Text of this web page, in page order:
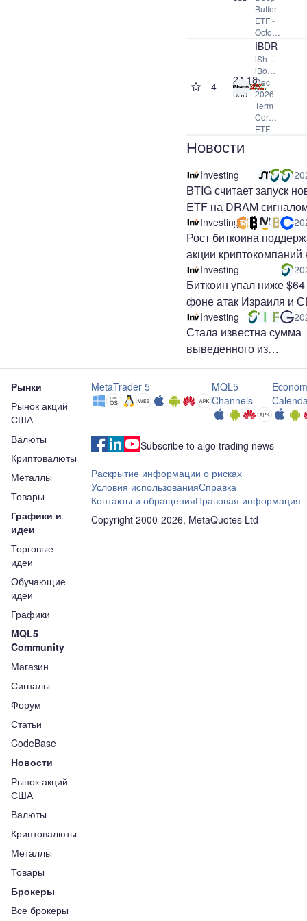
Buffer
ETF -
October
4
IBDR
iShares
iBonds
Dec
2026
Term
Corporate
ETF
24.18
USD
0.00%
+0.04%
-0.04%
-0.12%
Новости
Investing
BTIG считает запуск
ETF на DRAM
продаже акций
производителей
Investing
Рост биткоина
акции криптокомпаний
премаркете
Investing
Биткоин упал ниже
фоне атак Израиля и
ИранInvesting
Стала известна сумма
выведенного из
криптофондов
Рынки
Рынок акций
США
Валюты
Криптовалюты
Металлы
Товары
Графики и
идеи
Торговые
идеи
Обучающие
идеи
Графики
MQL5
Community
Магазин
Сигналы
Форум
Статьи
CodeBase
Новости
Рынок акций
США
Валюты
Криптовалюты
Металлы
Товары
Брокеры
Все брокеры
MetaTrader 5
MQL5
Channels
Subscribe to algo trading news
Раскрытие информации о рисках
Условия использованияСправка
Контакты и обращенияПравовая информация
Copyright 2000-2026, MetaQuotes Ltd